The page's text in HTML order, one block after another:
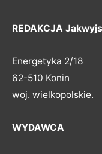
REDAKCJA
Energetyka 2/18
62-510 Konin
woj. wielkopolskie.
WYDAWCA